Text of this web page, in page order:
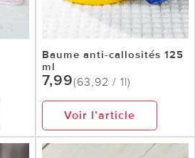
Baume anti-callosités 125
ml
7,99(63,92 / 1l)
Voir l’article